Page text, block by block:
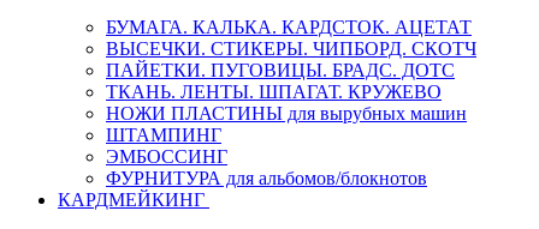
БУМАГА. КАЛЬКА. КАРДСТОК. АЦЕТАТ
ВЫСЕЧКИ. СТИКЕРЫ. ЧИПБОРД. СКОТЧ
ПАЙЕТКИ. ПУГОВИЦЫ. БРАДС. ДОТС
ТКАНЬ. ЛЕНТЫ. ШПАГАТ. КРУЖЕВО
НОЖИ ПЛАСТИНЫ для вырубных машин
ШТАМПИНГ
ЭМБОССИНГ
ФУРНИТУРА для альбомов/блокнотов
КАРДМЕЙКИНГ